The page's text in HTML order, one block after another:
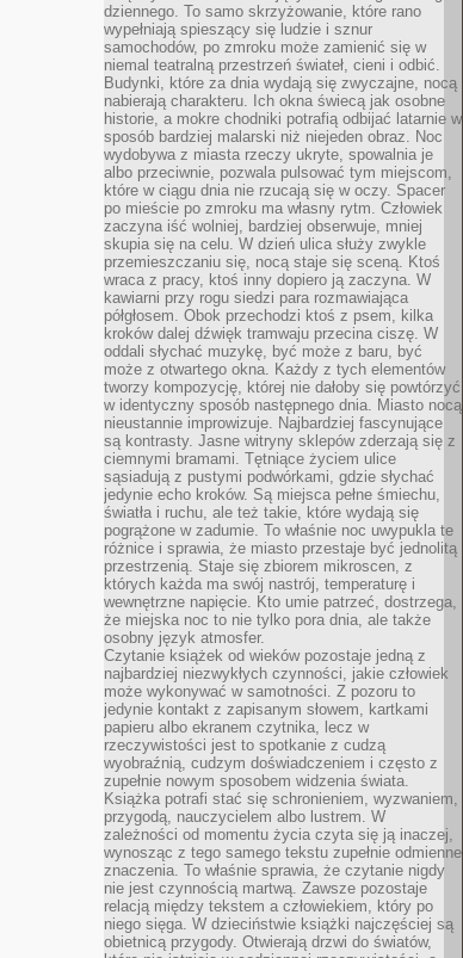
dziennego. To samo skrzyżowanie, które rano
wypełniają spieszący się ludzie i sznur
samochodów, po zmroku może zamienić się w
niemal teatralną przestrzeń świateł, cieni i odbić.
Budynki, które za dnia wydają się zwyczajne, nocą
nabierają charakteru. Ich okna świecą jak osobne
historie, a mokre chodniki potrafią odbijać latarnie w
sposób bardziej malarski niż niejeden obraz. Noc
wydobywa z miasta rzeczy ukryte, spowalnia je
albo przeciwnie, pozwala pulsować tym miejscom,
które w ciągu dnia nie rzucają się w oczy. Spacer
po mieście po zmroku ma własny rytm. Człowiek
zaczyna iść wolniej, bardziej obserwuje, mniej
skupia się na celu. W dzień ulica służy zwykle
przemieszczaniu się, nocą staje się sceną. Ktoś
wraca z pracy, ktoś inny dopiero ją zaczyna. W
kawiarni przy rogu siedzi para rozmawiająca
półgłosem. Obok przechodzi ktoś z psem, kilka
kroków dalej dźwięk tramwaju przecina ciszę. W
oddali słychać muzykę, być może z baru, być
może z otwartego okna. Każdy z tych elementów
tworzy kompozycję, której nie dałoby się powtórzyć
w identyczny sposób następnego dnia. Miasto nocą
nieustannie improwizuje. Najbardziej fascynujące
są kontrasty. Jasne witryny sklepów zderzają się z
ciemnymi bramami. Tętniące życiem ulice
sąsiadują z pustymi podwórkami, gdzie słychać
jedynie echo kroków. Są miejsca pełne śmiechu,
światła i ruchu, ale też takie, które wydają się
pogrążone w zadumie. To właśnie noc uwypukla te
różnice i sprawia, że miasto przestaje być jednolitą
przestrzenią. Staje się zbiorem mikroscen, z
których każda ma swój nastrój, temperaturę i
wewnętrzne napięcie. Kto umie patrzeć, dostrzega,
że miejska noc to nie tylko pora dnia, ale także
osobny język atmosfer.
Czytanie książek od wieków pozostaje jedną z
najbardziej niezwykłych czynności, jakie człowiek
może wykonywać w samotności. Z pozoru to
jedynie kontakt z zapisanym słowem, kartkami
papieru albo ekranem czytnika, lecz w
rzeczywistości jest to spotkanie z cudzą
wyobraźnią, cudzym doświadczeniem i często z
zupełnie nowym sposobem widzenia świata.
Książka potrafi stać się schronieniem, wyzwaniem,
przygodą, nauczycielem albo lustrem. W
zależności od momentu życia czyta się ją inaczej,
wynosząc z tego samego tekstu zupełnie odmienne
znaczenia. To właśnie sprawia, że czytanie nigdy
nie jest czynnością martwą. Zawsze pozostaje
relacją między tekstem a człowiekiem, który po
niego sięga. W dzieciństwie książki najczęściej są
obietnicą przygody. Otwierają drzwi do światów,